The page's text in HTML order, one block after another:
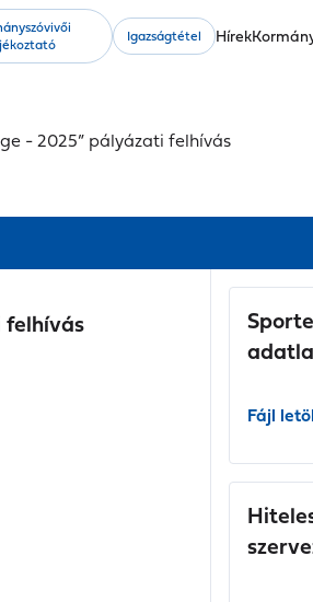
Igazságtétel
Fő
Hírek
- 2025” pályázati felhívás
felhívás
Fájl